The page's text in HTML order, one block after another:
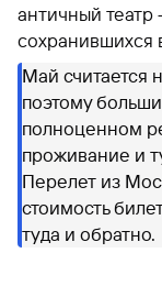
античный
сохранившихся
Май считается
поэтому
полноценном
проживание и
Перелет из
стоимость
туда и обратно.